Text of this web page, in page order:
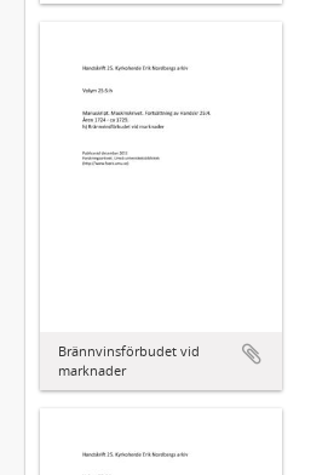
Brännvinsförbudet vid
marknader